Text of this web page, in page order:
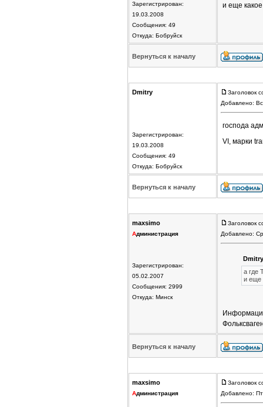
Зарегистрирован:
19.03.2008
Сообщения: 49
Откуда: Бобруйск
и еще
Вернуться к началу
Dmitry
Зарегистрирован:
19.03.2008
Сообщения: 49
Откуда: Бобруйск
Заголовок
Добавлено:
господа
VI, марки
Вернуться к началу
maxsimo
Администрация
Зарегистрирован:
05.02.2007
Сообщения: 2999
Откуда: Минск
Заголовок
Добавлено:
а где
и еще
Вернуться к началу
maxsimo
Администрация
Заголовок
Добавлено: